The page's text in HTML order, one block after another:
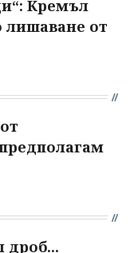
Кремъл
лишаване от
дроб...